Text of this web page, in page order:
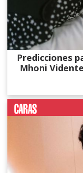
Predicciones
Mhoni